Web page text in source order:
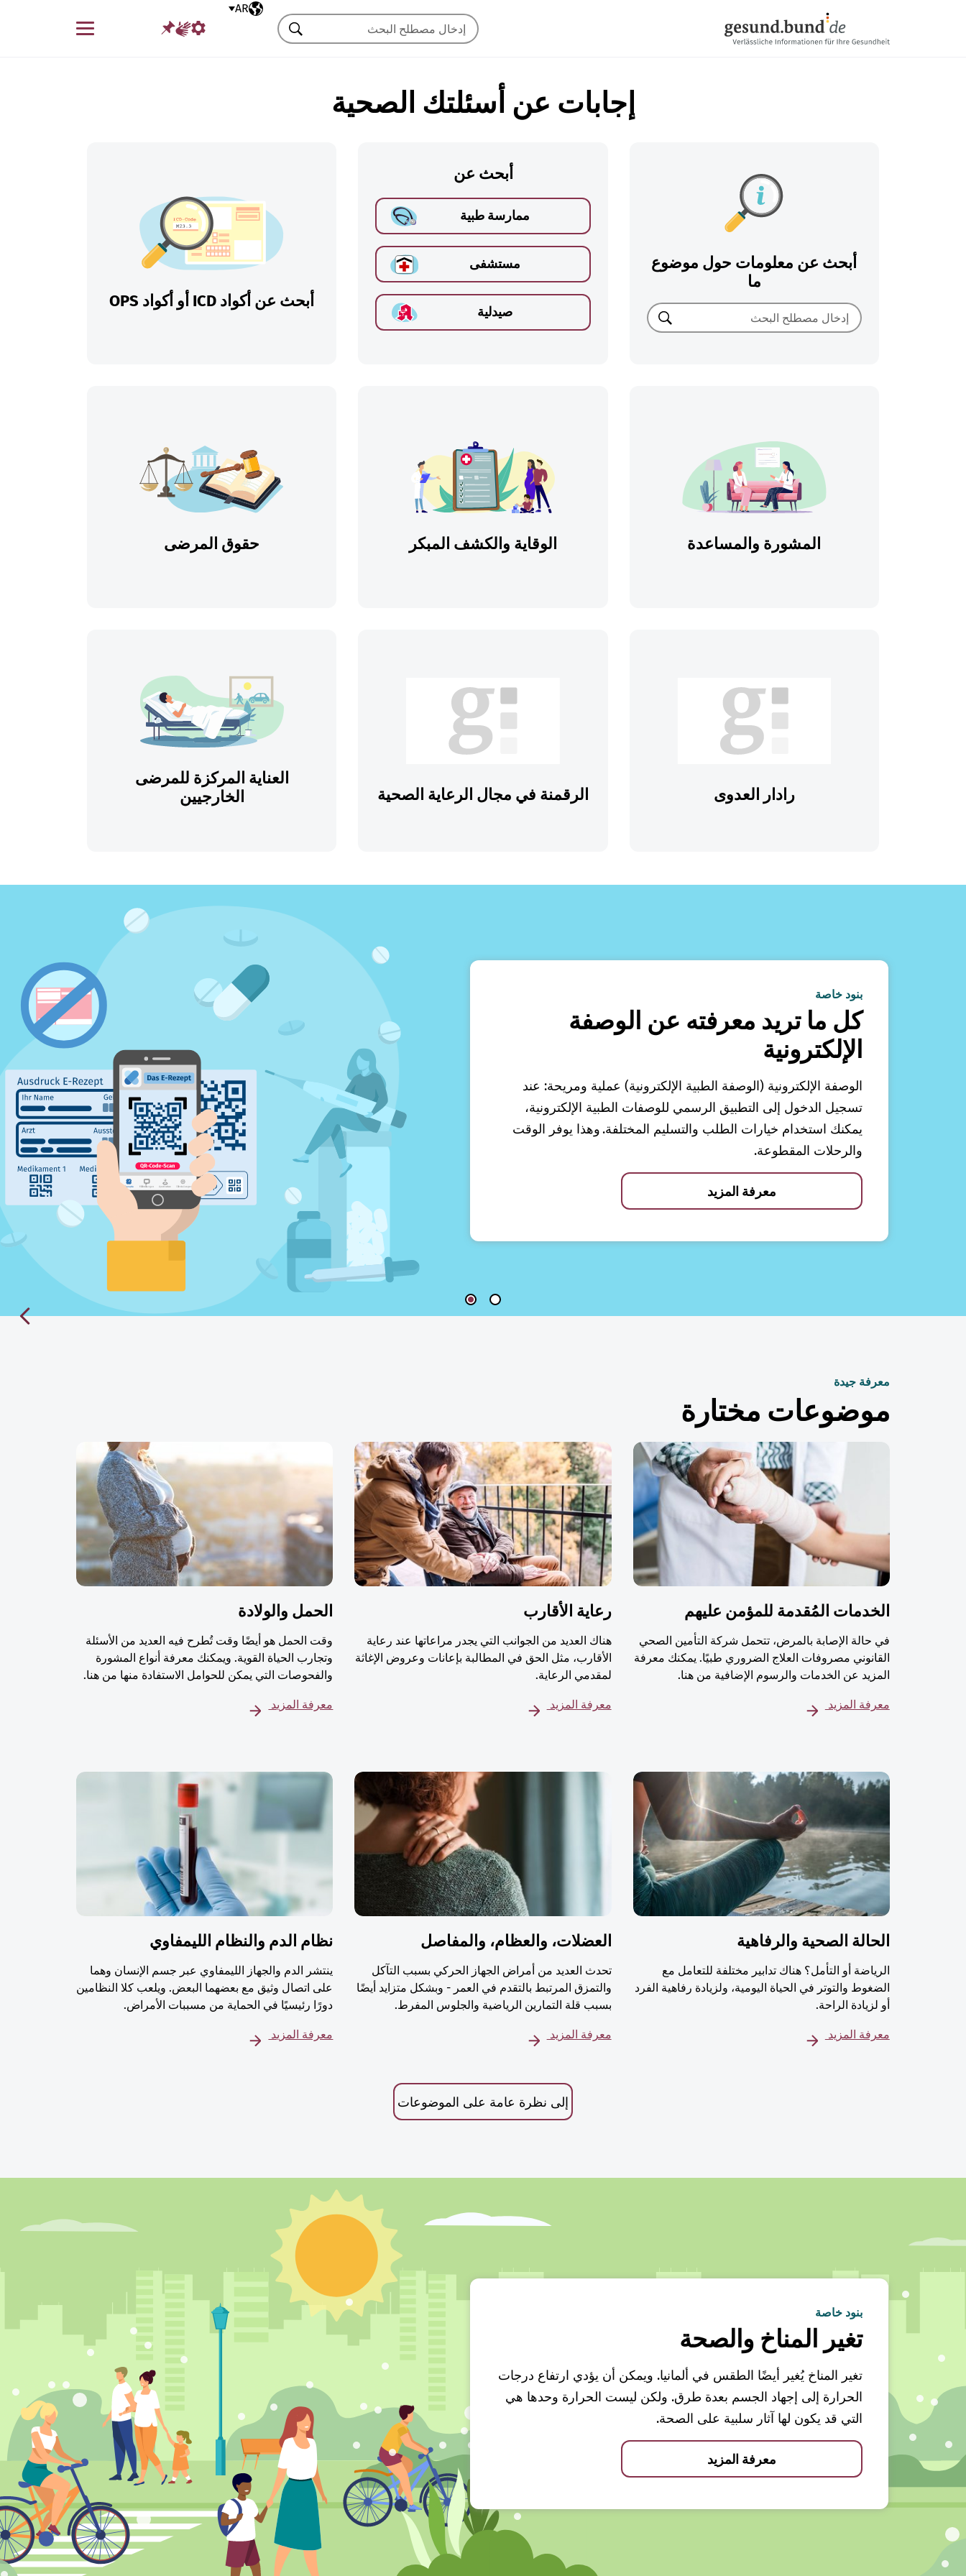
اللغة المختارةAR
قائمة
بحث
إجابات عن أسئلتك الصحية
أبحث عن معلومات حول موضوع
ما
بحث
أبحث عن
ممارسة طبية
مستشفى
صيدلية
أبحث عن أكواد ICD أو أكواد OPS
المشورة والمساعدة الوقاية والكشف المبكر حقوق المرضى
رادار العدوى الرقمنة في مجال الرعاية الصحية
العناية المركزة للمرضى
الخارجيين
بنود خاصة
كل ما تريد معرفته عن الوصفة
الإلكترونية
الوصفة الإلكترونية (الوصفة الطبية الإلكترونية) عملية ومريحة: عند
تسجيل الدخول إلى التطبيق الرسمي للوصفات الطبية الإلكترونية،
يمكنك استخدام خيارات الطلب والتسليم المختلفة. وهذا يوفر الوقت
والرحلات المقطوعة.
معرفة المزيد
معرفة جيدة
موضوعات مختارة
الخدمات المُقدمة للمؤمن عليهم
في حالة الإصابة بالمرض، تتحمل شركة التأمين الصحي
القانوني مصروفات العلاج الضروري طبيًا. يمكنك معرفة
المزيد عن الخدمات والرسوم الإضافية من هنا.
معرفة المزيد
رعاية الأقارب
هناك العديد من الجوانب التي يجدر مراعاتها عند رعاية
الأقارب، مثل الحق في المطالبة بإعانات وعروض الإغاثة
لمقدمي الرعاية.
معرفة المزيد
الحمل والولادة
وقت الحمل هو أيضًا وقت تُطرح فيه العديد من الأسئلة
وتجارب الحياة القوية. ويمكنك معرفة أنواع المشورة
والفحوصات التي يمكن للحوامل الاستفادة منها من هنا.
معرفة المزيد
الحالة الصحية والرفاهية
الرياضة أو التأمل؟ هناك تدابير مختلفة للتعامل مع
الضغوط والتوتر في الحياة اليومية، ولزيادة رفاهية الفرد
أو لزيادة الراحة.
معرفة المزيد
العضلات، والعظام، والمفاصل
تحدث العديد من أمراض الجهاز الحركي بسبب التآكل
والتمزق المرتبط بالتقدم في العمر - وبشكل متزايد أيضًا
بسبب قلة التمارين الرياضية والجلوس المفرط.
معرفة المزيد
نظام الدم والنظام الليمفاوي
ينتشر الدم والجهاز الليمفاوي عبر جسم الإنسان وهما
على اتصال وثيق مع بعضهما البعض. ويلعب كلا النظامين
دورًا رئيسيًا في الحماية من مسببات الأمراض.
معرفة المزيد
إلى نظرة عامة على الموضوعات
بنود خاصة
تغير المناخ والصحة
تغير المناخ يُغير أيضًا الطقس في ألمانيا. ويمكن أن يؤدي ارتفاع درجات
الحرارة إلى إجهاد الجسم بعدة طرق. ولكن ليست الحرارة وحدها هي
التي قد يكون لها آثار سلبية على الصحة.
معرفة المزيد